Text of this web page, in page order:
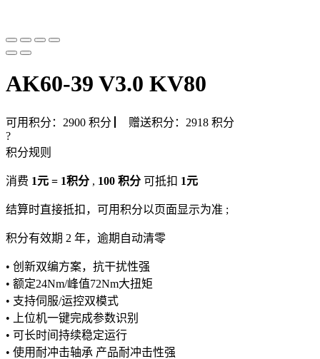
AK60-39 V3.0 KV80
可用积分： 2900 积分 赠送积分： 2918 积分
?
积分规则
消费 1元 = 1积分 , 100 积分 可抵扣 1元
结算时直接抵扣，可用积分以页面显示为准 ;
积分有效期 2 年，逾期自动清零
• 创新双编方案，抗干扰性强
• 额定24Nm/峰值72Nm大扭矩
• 支持伺服/运控双模式
• 上位机一键完成参数识别
• 可长时间持续稳定运行
• 使用耐冲击轴承 产品耐冲击性强